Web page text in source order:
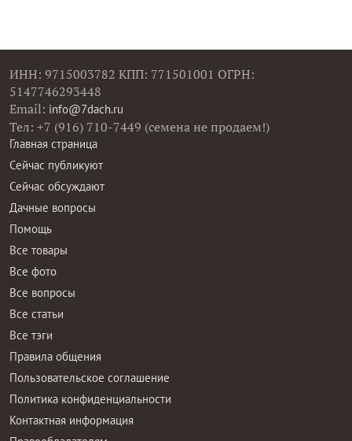
ИНН: 9715003782 КПП: 771501001 ОГРН:
5147746293448
Email: info@7dach.ru
Тел: +7 (916) 710-7449 (семена не продаем!)
Главная страница
Сейчас публикуют
Сейчас обсуждают
Дачные вопросы
Помощь
Все товары
Все фото
Все вопросы
Все статьи
Все тэги
Правила общения
Пользовательское соглашение
Политика конфиденциальности
Контактная информация